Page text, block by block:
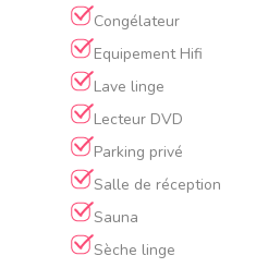
Congélateur
Equipement Hifi
Lave linge
Lecteur DVD
Parking privé
Salle de réception
Sauna
Sèche linge